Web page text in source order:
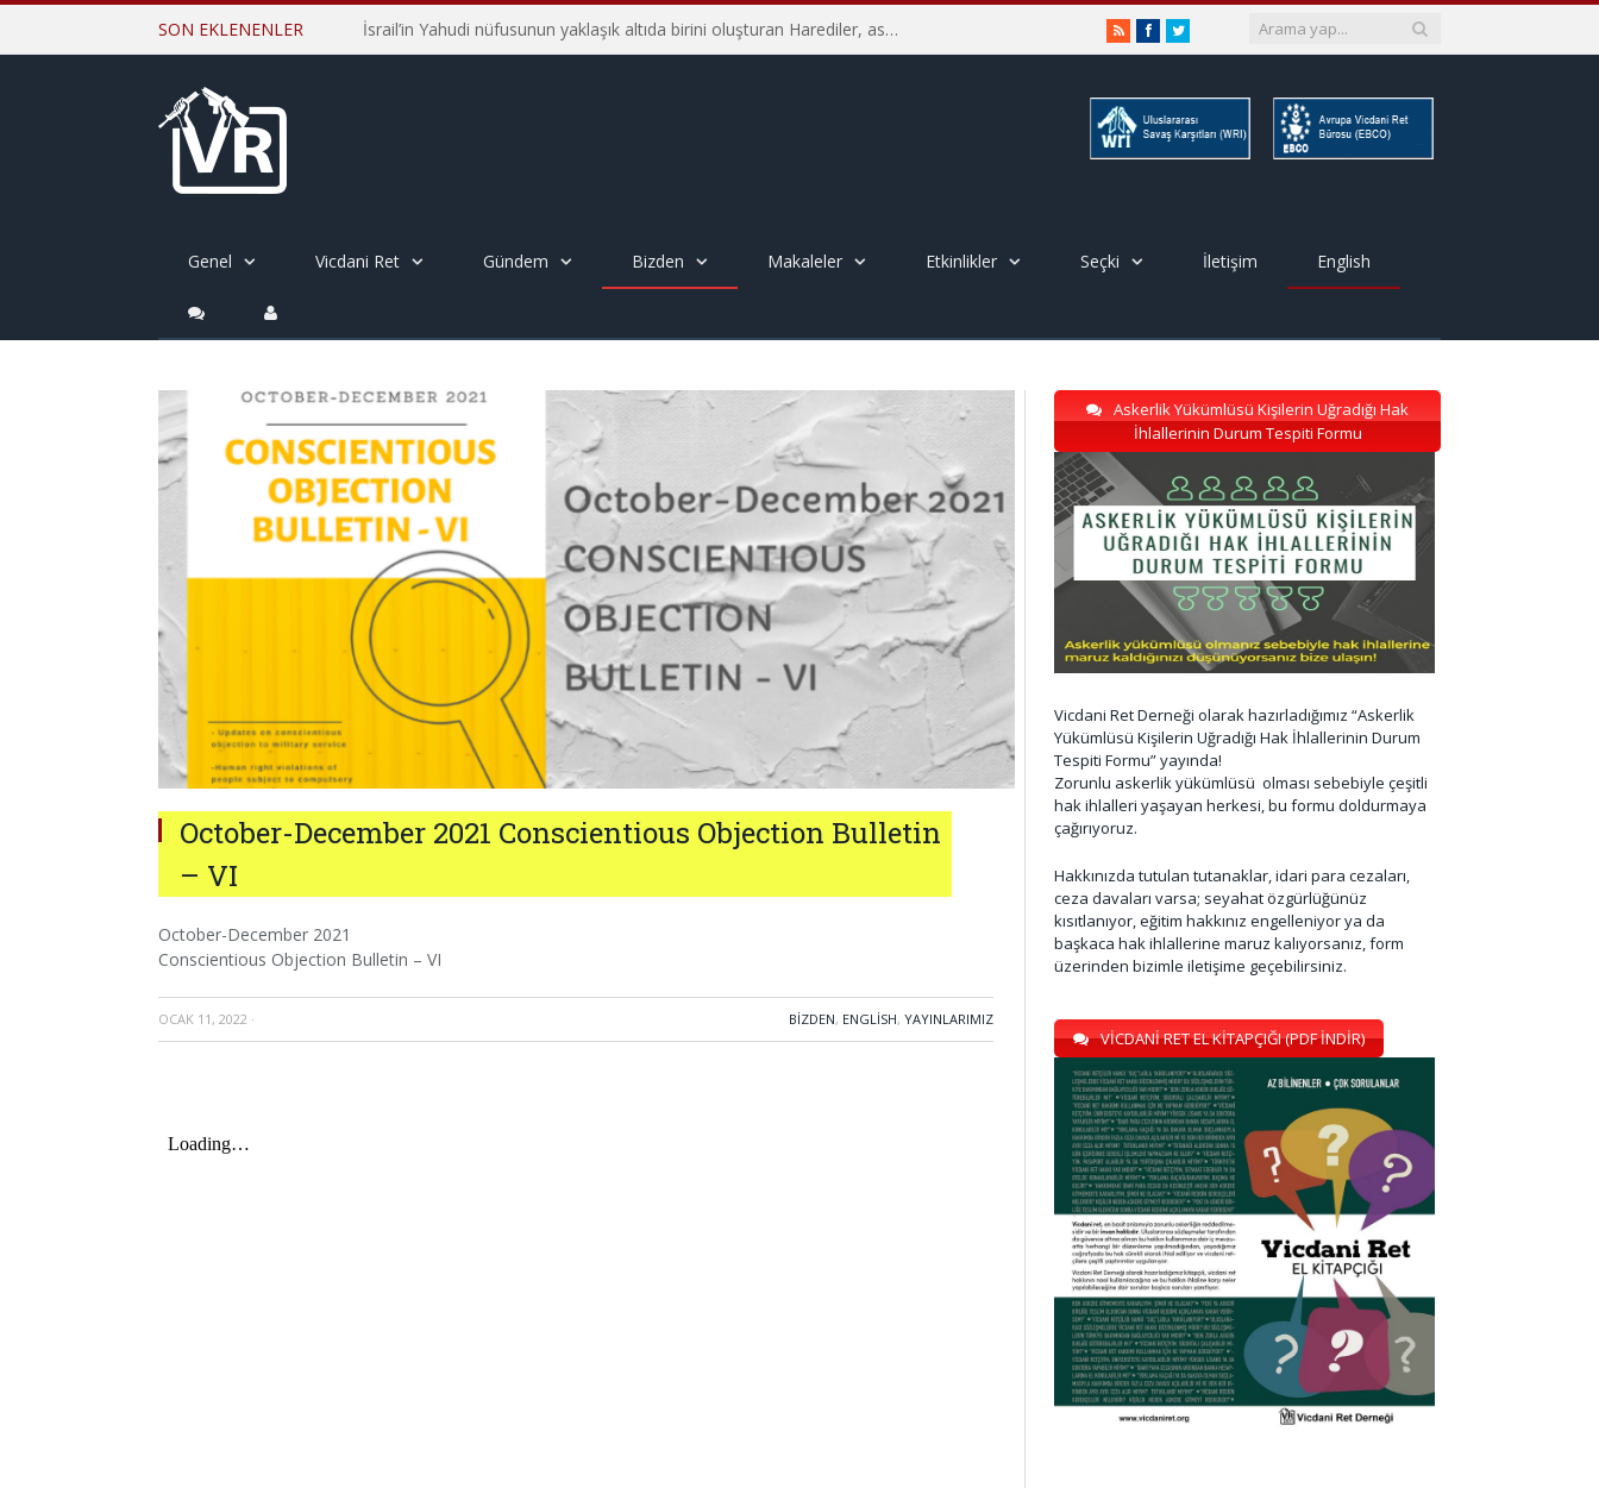
SON EKLENENLER İsrail’in Yahudi nüfusunun yaklaşık altıda birini oluşturan Harediler, askerliğe karşı direniyorlar – Yakov M. Rabkin RSSFacebookTwitter
Genel Vicdani Ret Gündem Bizden Makaleler Etkinlikler Seçki İletişim English
October-December 2021 Conscientious Objection Bulletin
– VI
October-December 2021
Conscientious Objection Bulletin – VI
OCAK 11, 2022 · BIZDEN, ENGLISH, YAYINLARIMIZ
Askerlik Yükümlüsü Kişilerin Uğradığı Hak
İhlallerinin Durum Tespiti Formu
Vicdani Ret Derneği olarak hazırladığımız “Askerlik
Yükümlüsü Kişilerin Uğradığı Hak İhlallerinin Durum
Tespiti Formu” yayında!
Zorunlu askerlik yükümlüsü olması sebebiyle çeşitli
hak ihlalleri yaşayan herkesi, bu formu doldurmaya
çağırıyoruz.
Hakkınızda tutulan tutanaklar, idari para cezaları,
ceza davaları varsa; seyahat özgürlüğünüz
kısıtlanıyor, eğitim hakkınız engelleniyor ya da
başkaca hak ihlallerine maruz kalıyorsanız, form
üzerinden bizimle iletişime geçebilirsiniz.
VİCDANİ RET EL KİTAPÇIĞI (PDF İNDİR)